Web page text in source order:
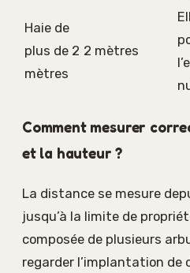
Haie de
plus de 2
mètres
2 mètres
Comment mesurer
et la hauteur ?
La distance se mesure
jusqu’à la limite de
composée de plusieurs
regarder l’implantation de